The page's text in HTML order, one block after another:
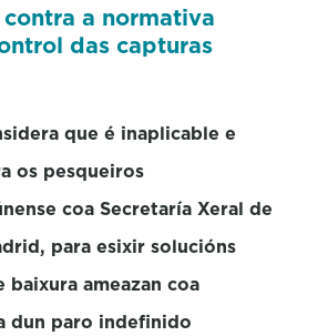
a normativa
das capturas
que é inaplicable e
os pesqueiros
coa Secretaría Xeral de
para esixir solucións
baixura ameazan coa
dun paro indefinido